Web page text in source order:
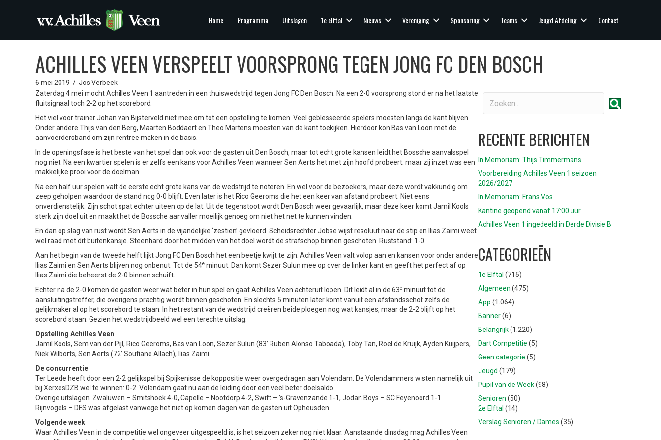
Home Programma Uitslagen 1e elftal Nieuws Vereniging Sponsoring Teams Jeugd Afdeling Contact
ACHILLES VEEN VERSPEELT VOORSPRONG TEGEN JONG FC DEN BOSCH
6 mei 2019 / Jos Verbeek
Zaterdag 4 mei mocht Achilles Veen 1 aantreden in een thuiswedstrijd tegen Jong FC Den Bosch. Na een 2-0 voorsprong stond er na het laatste
fluitsignaal toch 2-2 op het scorebord.
Het viel voor trainer Johan van Bijsterveld niet mee om tot een opstelling te komen. Veel geblesseerde spelers moesten langs de kant blijven.
Onder andere Thijs van den Berg, Maarten Boddaert en Theo Martens moesten van de kant toekijken. Hierdoor kon Bas van Loon met de
aanvoerdersband om zijn rentree maken in de basis.
In de openingsfase is het beste van het spel dan ook voor de gasten uit Den Bosch, maar tot echt grote kansen leidt het Bossche aanvalsspel
nog niet. Na een kwartier spelen is er zelfs een kans voor Achilles Veen wanneer Sen Aerts het met zijn hoofd probeert, maar zij inzet was een
makkelijke prooi voor de doelman.
Na een half uur spelen valt de eerste echt grote kans van de wedstrijd te noteren. En wel voor de bezoekers, maar deze wordt vakkundig om
zeep geholpen waardoor de stand nog 0-0 blijft. Even later is het Rico Geeroms die het een keer van afstand probeert. Niet eens
onverdienstelijk. Zijn schot spat echter uiteen op de lat. Uit de tegenstoot wordt Den Bosch weer gevaarlijk, maar deze keer komt Jamil Kools
sterk zijn doel uit en maakt het de Bossche aanvaller moeilijk genoeg om niet het net te kunnen vinden.
En dan op slag van rust wordt Sen Aerts in de vijandelijke ‘zestien’ gevloerd. Scheidsrechter Jobse wijst resoluut naar de stip en Ilias Zaimi weet
wel raad met dit buitenkansje. Steenhard door het midden van het doel wordt de strafschop binnen geschoten. Ruststand: 1-0.
Aan het begin van de tweede helft lijkt Jong FC Den Bosch het een beetje kwijt te zijn. Achilles Veen valt volop aan en kansen voor onder andere
Ilias Zaimi en Sen Aerts blijven nog onbenut. Tot de 54e minuut. Dan komt Sezer Sulun mee op over de linker kant en geeft het perfect af op
Ilias Zaimi die beheerst de 2-0 binnen schuift.
Echter na de 2-0 komen de gasten weer wat beter in hun spel en gaat Achilles Veen achteruit lopen. Dit leidt al in de 63e minuut tot de
aansluitingstreffer, die overigens prachtig wordt binnen geschoten. En slechts 5 minuten later komt vanuit een afstandsschot zelfs de
gelijkmaker al op het scorebord te staan. In het restant van de wedstrijd creëren beide ploegen nog wat kansjes, maar de 2-2 blijft op het
scorebord staan. Gezien het wedstrijdbeeld wel een terechte uitslag.
Opstelling Achilles Veen
Jamil Kools, Sem van der Pijl, Rico Geeroms, Bas van Loon, Sezer Sulun (83’ Ruben Alonso Taboada), Toby Tan, Roel de Kruijk, Ayden Kuijpers,
Niek Wilborts, Sen Aerts (72’ Soufiane Allach), Ilias Zaimi
De concurrentie
Ter Leede heeft door een 2-2 gelijkspel bij Spijkenisse de koppositie weer overgedragen aan Volendam. De Volendammers wisten namelijk uit
bij XerxesDZB wel te winnen: 0-2. Volendam gaat nu aan de leiding door een veel beter doelsaldo.
Overige uitslagen: Zwaluwen – Smitshoek 4-0, Capelle – Nootdorp 4-2, Swift – ’s-Gravenzande 1-1, Jodan Boys – SC Feyenoord 1-1.
Rijnvogels – DFS was afgelast vanwege het niet op komen dagen van de gasten uit Opheusden.
Volgende week
Waar Achilles Veen in de competitie wel ongeveer uitgespeeld is, is het seizoen zeker nog niet klaar. Aanstaande dinsdag mag Achilles Veen
RECENTE BERICHTEN
In Memoriam: Thijs Timmermans
Voorbereiding Achilles Veen 1 seizoen
2026/2027
In Memoriam: Frans Vos
Kantine geopend vanaf 17:00 uur
Achilles Veen 1 ingedeeld in Derde Divisie B
CATEGORIEËN
1e Elftal (715)
Algemeen (475)
App (1.064)
Banner(6)
Belangrijk(1.220)
Dart Competitie (5)
Geen categorie (5)
Jeugd (179)
Pupil van de Week(98)
Senioren (50)
2e Elftal (14)
Verslag Senioren / Dames (35)